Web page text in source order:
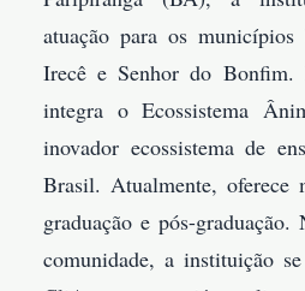
atuação para os municípios
Irecê e Senhor do Bonfim.
integra o Ecossistema
inovador ecossistema de
Brasil. Atualmente, oferece
graduação e pós-
comunidade, a instituição